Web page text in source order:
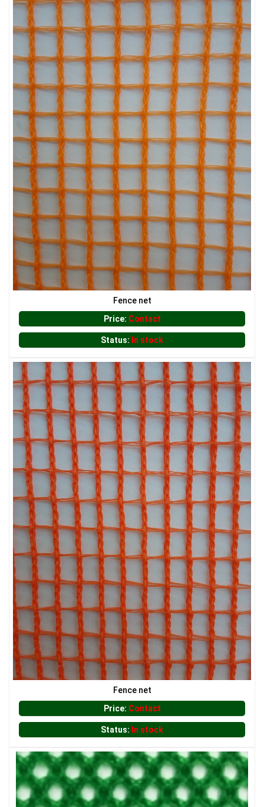
LƯỚI CHẮN GIÓ
LƯỚI CHẮN CÔN TRÙNG
LƯỚI CHẮN CÔN TRÙNG
LƯỚI CHE NẮNG
Fence net
Price: Contact
Status: In stock
Fence net
Price: Contact
Status: In stock